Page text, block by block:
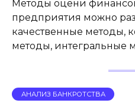
Методы оцени
предприятия можно
качественные методы,
методы, интегральные
АНАЛИЗ БАНКРОТСТВА